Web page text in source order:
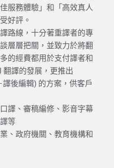
服務體驗」和「高效真人
好評。
路線，十分著重譯者的專
層層把關，並致力於將翻
的經費都用於支付譯者和
翻譯的發展，更推出
譯後編輯) 的方案，供客戶
譯、審稿編修、影音字幕
等
、政府機關、教育機構和